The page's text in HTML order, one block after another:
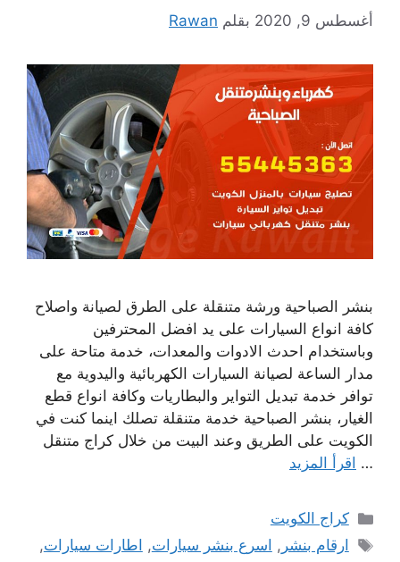
أغسطس 9, 2020 بقلم Rawan
بنشر الصباحية ورشة متنقلة على الطرق لصيانة واصلاح
كافة انواع السيارات على يد افضل المحترفين
وباستخدام احدث الادوات والمعدات، خدمة متاحة على
مدار الساعة لصيانة السيارات الكهربائية واليدوية مع
توافر خدمة تبديل التواير والبطاريات وكافة انواع قطع
الغيار، بنشر الصباحية خدمة متنقلة تصلك اينما كنت في
الكويت على الطريق وعند البيت من خلال كراج متنقل
… اقرأ المزيد
التصنيفات
كراج الكويت
الوسوم
ارقام بنشر , اسرع بنشر سيارات, اطارات سيارات,